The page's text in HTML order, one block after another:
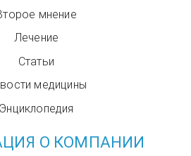
мнение
Лечение
Статьи
медицины
Энциклопедия
О КОМПАНИИ